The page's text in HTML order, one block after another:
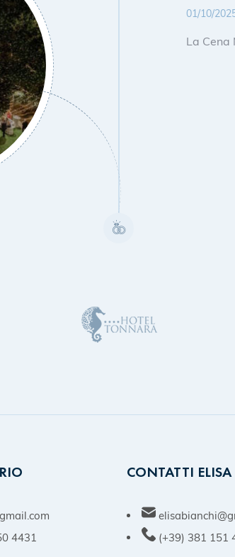
01/10/
La Cena
4431
CONTATTI ELISA
(+39) 381 151